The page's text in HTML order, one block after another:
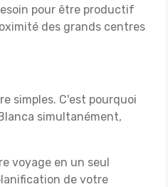
pour être productif
des grands centres
simples. C'est pourquoi
simultanément,
voyage en un seul
de votre